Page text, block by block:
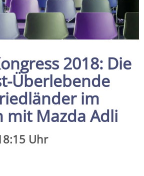
2018: Die
Überlebende
im
mit Mazda Adli
Uhr